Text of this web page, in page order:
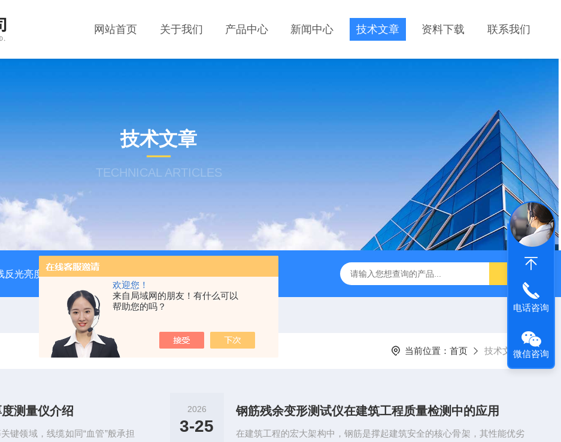
欢迎您！
来自局域网的朋友！有什么可以
帮助您的吗？
网站首页 关于我们 产品中心 新闻中心 技术文章 资料下载 联系我们
技术文章
TECHNICAL ARTICLES
反光亮度检测仪） 陶瓷砖真空吸水率测定仪 CLD型混凝土全自动低温慢速冻融试验机
当前位置： 首页 技术文章
测量仪介绍
键领域，线缆如同“血管”般承担
2026
3-25
钢筋残余变形测试仪在建筑工程质量检测中的应用
在建筑工程的宏大架构中，钢筋是撑起建筑安全的核心骨架，其性能优劣
电话咨询
微信咨询